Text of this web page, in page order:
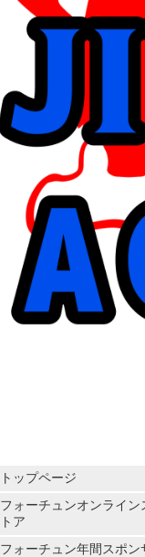
トップページ
フォーチュンオンライン
トア
フォーチュン年間スポン